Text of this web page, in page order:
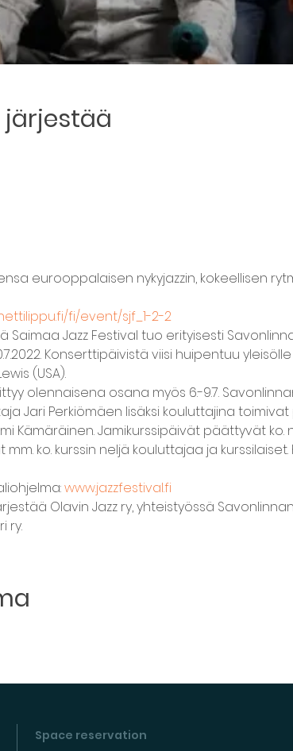
eurooppalaisen nykyjazzin, kokeellisen
fi/event/sjf_1-2-2
Jazz Festival tuo erityisesti
Konserttipäivistä viisi huipentuu
(USA).
olennaisena osana myös 6.-9.7.
Jari Perkiömäen lisäksi kouluttajina
Kämäräinen. Jamikurssipäivät päättyvät
ko. kurssin neljä kouluttajaa ja
www.jazzfestival.fi
Olavin Jazz ry, yhteistyössä
ry.
Space reservation